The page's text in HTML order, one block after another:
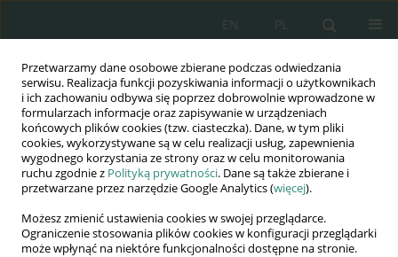
Przetwarzamy dane osobowe zbierane podczas odwiedzania
serwisu. Realizacja funkcji pozyskiwania informacji o użytkownikach
i ich zachowaniu odbywa się poprzez dobrowolnie wprowadzone w
formularzach informacje oraz zapisywanie w urządzeniach
końcowych plików cookies (tzw. ciasteczka). Dane, w tym pliki
cookies, wykorzystywane są w celu realizacji usług, zapewnienia
wygodnego korzystania ze strony oraz w celu monitorowania
ruchu zgodnie z Polityką prywatności. Dane są także zbierane i
przetwarzane przez narzędzie Google Analytics (więcej).
Możesz zmienić ustawienia cookies w swojej przeglądarce.
Ograniczenie stosowania plików cookies w konfiguracji przeglądarki
może wpłynąć na niektóre funkcjonalności dostępne na stronie.
PL
EN
Wydawnictwo
AWSGE
Akademia Nauk Stosowanych
WSGE
im. Alcide De Gasperi